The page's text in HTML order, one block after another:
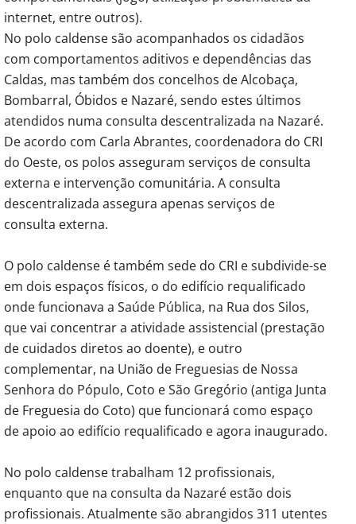
internet, entre outros).
No polo caldense são acompanhados os cidadãos
com comportamentos aditivos e dependências das
Caldas, mas também dos concelhos de Alcobaça,
Bombarral, Óbidos e Nazaré, sendo estes últimos
atendidos numa consulta descentralizada na Nazaré.
De acordo com Carla Abrantes, coordenadora do CRI
do Oeste, os polos asseguram serviços de consulta
externa e intervenção comunitária. A consulta
descentralizada assegura apenas serviços de
consulta externa.
O polo caldense é também sede do CRI e subdivide-se
em dois espaços físicos, o do edifício requalificado
onde funcionava a Saúde Pública, na Rua dos Silos,
que vai concentrar a atividade assistencial (prestação
de cuidados diretos ao doente), e outro
complementar, na União de Freguesias de Nossa
Senhora do Pópulo, Coto e São Gregório (antiga Junta
de Freguesia do Coto) que funcionará como espaço
de apoio ao edifício requalificado e agora inaugurado.
No polo caldense trabalham 12 profissionais,
enquanto que na consulta da Nazaré estão dois
profissionais. Atualmente são abrangidos 311 utentes